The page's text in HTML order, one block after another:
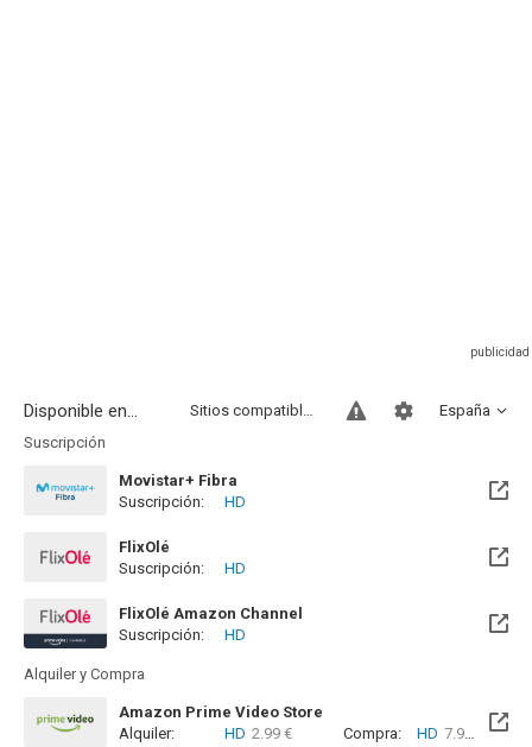
Disponible en... España
Sitios compatibles
Suscripción
Movistar+ Fibra
Disponible hasta el Vie, 01 Ene 2100 (Quedan 73 años)
Suscripción: HD
FlixOlé
Suscripción:
HD
FlixOlé Amazon Channel
Suscripción:
HD
Alquiler y Compra
Amazon Prime Video Store
Alquiler:
HD 2.99 € Compra: HD 7.99 €